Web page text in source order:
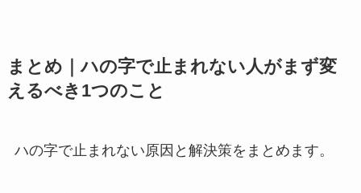
まとめ｜ハの字で止まれない人がまず変
えるべき1つのこと
ハの字で止まれない原因と解決策をまとめます。